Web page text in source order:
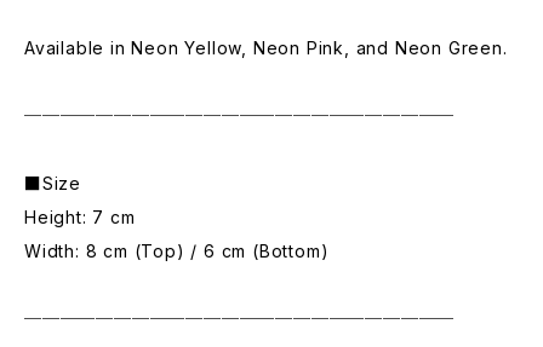
Available in Neon Yellow, Neon Pink, and Neon Green.
────────────────────────
■Size
Height: 7 cm
Width: 8 cm (Top) / 6 cm (Bottom)
────────────────────────